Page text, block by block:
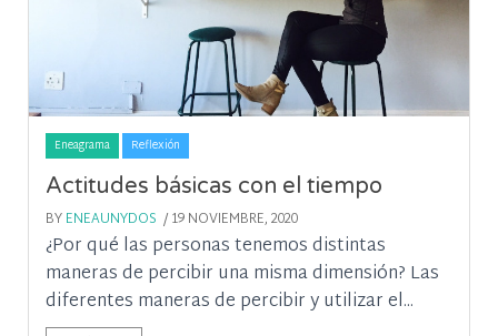
Eneagrama Reflexión
Actitudes básicas con el tiempo
BYENEAUNYDOS / 19 NOVIEMBRE, 2020
¿Por qué las personas tenemos distintas
maneras de percibir una misma dimensión? Las
diferentes maneras de percibir y utilizar el...